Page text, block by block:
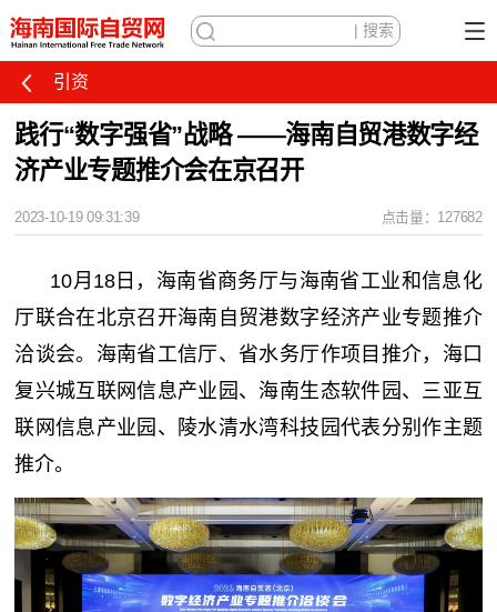
引资
践行“数字强省”战略 ——海南自贸港数字经
济产业专题推介会在京召开
2023-10-19 09:31:39 点击量：127682
10月18日，海南省商务厅与海南省工业和信息化
厅联合在北京召开海南自贸港数字经济产业专题推介
洽谈会。海南省工信厅、省水务厅作项目推介，海口
复兴城互联网信息产业园、海南生态软件园、三亚互
联网信息产业园、陵水清水湾科技园代表分别作主题
推介。